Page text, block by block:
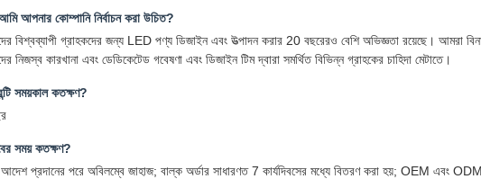
আপনার কোম্পানি নির্বাচন করা উচিত?
বিশ্বব্যাপী গ্রাহকদের জন্য LED পণ্য ডিজাইন এবং উত্পাদন করার 20 বছরেরও বেশি অভিজ্ঞতা রয়েছে। আমরা
নিজস্ব কারখানা এবং ডেডিকেটেড গবেষণা এবং ডিজাইন টিম দ্বারা সমর্থিত বিভিন্ন গ্রাহকের চাহিদা মেটাতে।
সময়কাল কতক্ষণ?
সময় কতক্ষণ?
আদেশ প্রদানের পরে অবিলম্বে জাহাজ; বাল্ক অর্ডার সাধারণত 7 কার্যদিবসের মধ্যে বিতরণ করা হয়; OEM এবং ODM